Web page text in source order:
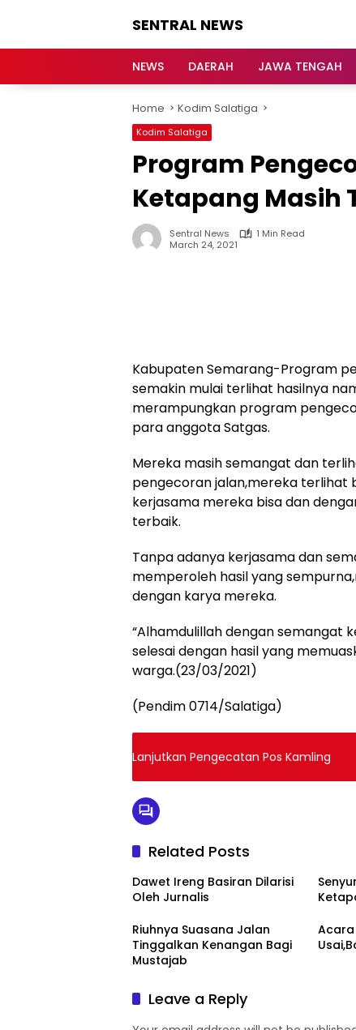
SENTRAL NEWS
NEWS
NEWS DAERAH JAWA TENGAH
Home Kodim Salatiga
Kodim Salatiga
Program
Ketapang Masih
Sentral News
1 Min Read
March 24, 2021
Kabupaten Semarang-Program
semakin mulai terlihat hasilnya
merampungkan program
para anggota Satgas.
Mereka masih semangat dan
pengecoran jalan,mereka terlihat
kerjasama mereka bisa dan
terbaik.
Tanpa adanya kerjasama dan
memperoleh hasil yang
dengan karya mereka.
“Alhamdulillah dengan semangat
selesai dengan hasil yang
warga.(23/03/2021)
(Pendim 0714/Salatiga)
Lanjutkan Pengecatan Pos Kamling
Related Posts
Dawet Ireng Basiran Dilarisi
Oleh Jurnalis
Riuhnya Suasana Jalan
Tinggalkan Kenangan Bagi
Mustajab
Acara
Leave a Reply